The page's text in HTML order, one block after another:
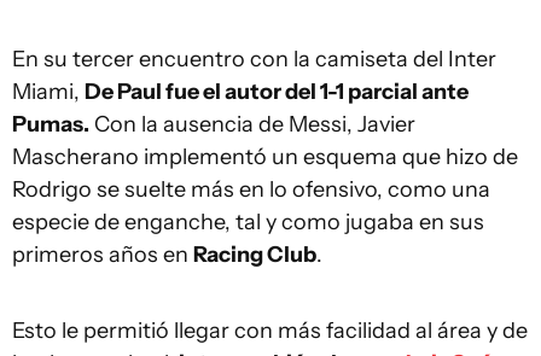
En su tercer encuentro con la camiseta del Inter
Miami, De Paul fue el autor del 1-1 parcial ante
Pumas. Con la ausencia de Messi, Javier
Mascherano implementó un esquema que hizo de
Rodrigo se suelte más en lo ofensivo, como una
especie de enganche, tal y como jugaba en sus
primeros años en Racing Club.
Esto le permitió llegar con más facilidad al área y de